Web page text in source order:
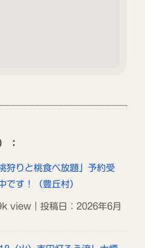
：
桃狩りと桃食べ放題」予約受
です！（豊丘村）
view｜投稿日：2026年6月